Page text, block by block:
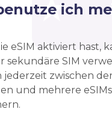
ich
eSIM aktiviert hast,
sekundäre SIM
jederzeit zwischen
und mehrere